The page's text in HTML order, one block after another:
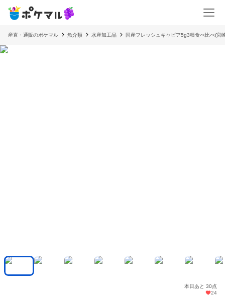
産直・通販のポケマル 魚介類 水産加工品 国産フレッシュキャビア5g3種食べ比べ(宮
本日あと 30点
24